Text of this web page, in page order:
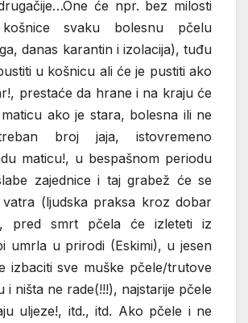
će npr. bez milosti
svaku bolesnu pčelu
danas karantin i izolacija), tuđu
u košnicu ali će je pustiti ako
prestaće da hrane i na kraju će
ako je stara, bolesna ili ne
broj jaja, istovremeno
maticu!, u bespašnom periodu
zajednice i taj grabež će se
(ljudska praksa kroz dobar
pred smrt pčela će izleteti iz
umrla u prirodi (Eskimi), u jesen
izbaciti sve muške pčele/trutove
i ništa ne rade(!!!), najstarije pčele
uljeze!, itd., itd. Ako pčele i ne